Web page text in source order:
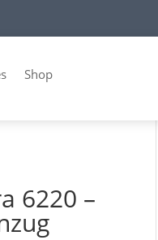
Shop
6220 –